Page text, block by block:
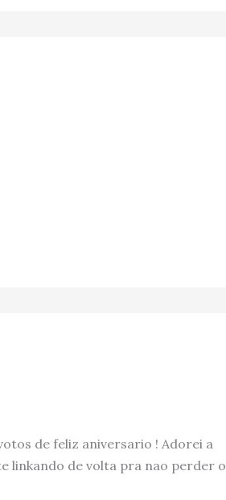
de feliz aniversario ! Adorei a
linkando de volta pra nao perder o